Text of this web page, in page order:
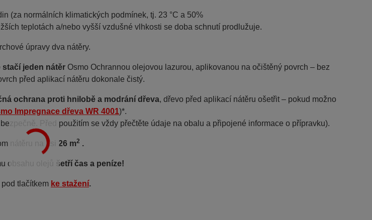
(za normálních klimatických podmínek, tj. 23 °C a 50%
teplotách a/nebo vyšší vzdušné vlhkosti se doba schnutí prodlužuje.
úpravy dva nátěry.
jeden nátěrOsmo Ochrannou olejovou lazurou, aplikovanou na očištěný povrch – bez
před aplikací nátěru dokonale čistý.
ochrana proti hnilobě a modrání dřeva, dřevo před aplikací nátěru ošetřit – pokud možno
Impregnace dřeva WR 4001)*.
Před použitím se vždy přečtěte údaje na obalu a připojené informace o přípravku).
nátěru na asi 26 m2 .
obsahu olejů šetří čas a peníze!
tlačítkem ke stažení.